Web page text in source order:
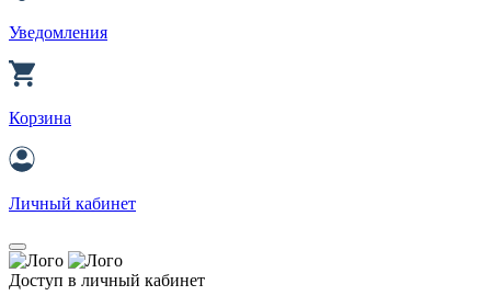
Уведомления
Корзина
Личный кабинет
Доступ в личный кабинет